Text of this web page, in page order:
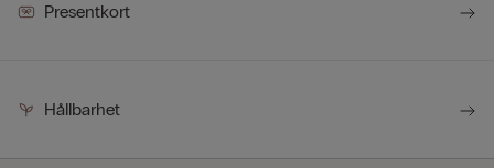
Presentkort
Hållbarhet